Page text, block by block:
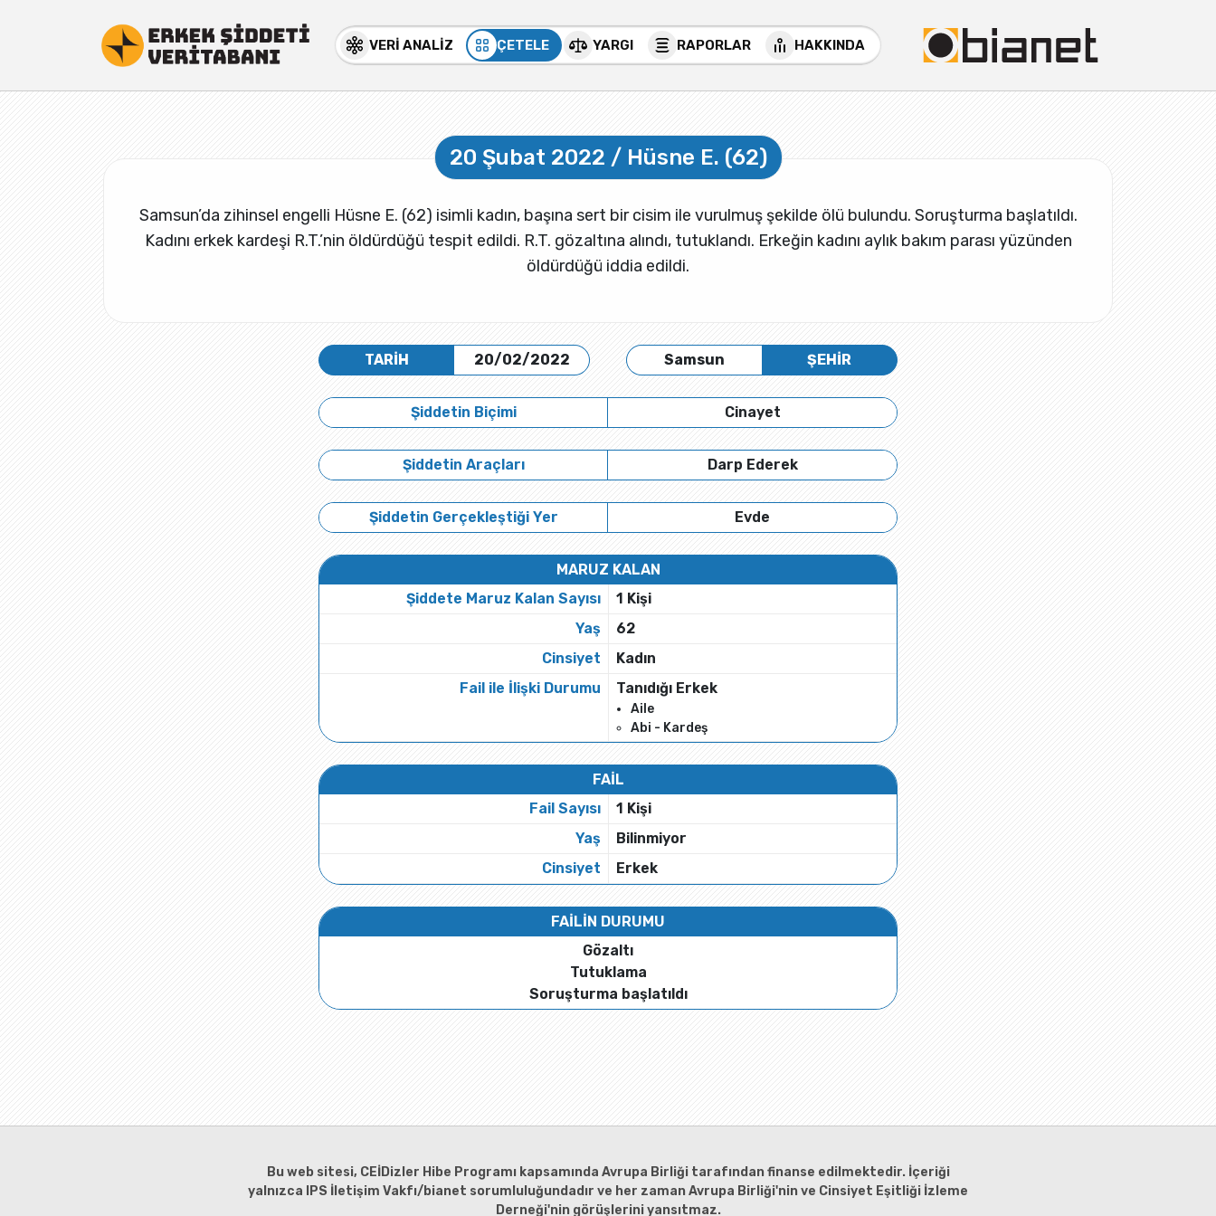
VERİ ANALİZ ÇETELE YARGI RAPORLAR HAKKINDA
20 Şubat 2022 / Hüsne E. (62)
Samsun’da zihinsel engelli Hüsne E. (62) isimli kadın, başına sert bir cisim ile vurulmuş şekilde ölü bulundu. Soruşturma başlatıldı.
Kadını erkek kardeşi R.T.’nin öldürdüğü tespit edildi. R.T. gözaltına alındı, tutuklandı. Erkeğin kadını aylık bakım parası yüzünden
öldürdüğü iddia edildi.
TARİH 20/02/2022 Samsun ŞEHİR
Şiddetin Biçimi Cinayet
Şiddetin Araçları Darp Ederek
Şiddetin Gerçekleştiği Yer Evde
MARUZ KALAN
Şiddete Maruz Kalan Sayısı
1 Kişi
Yaş
62
Cinsiyet
Kadın
Fail ile İlişki Durumu
Tanıdığı Erkek
Aile
Abi - Kardeş
FAİL
Fail Sayısı
1 Kişi
Yaş
Bilinmiyor
Cinsiyet
Erkek
FAİLİN DURUMU
Gözaltı
Tutuklama
Soruşturma başlatıldı
Bu web sitesi, CEİDizler Hibe Programı kapsamında Avrupa Birliği tarafından finanse edilmektedir. İçeriği
yalnızca IPS İletişim Vakfı/bianet sorumluluğundadır ve her zaman Avrupa Birliği'nin ve Cinsiyet Eşitliği İzleme
Derneği'nin görüşlerini yansıtmaz.